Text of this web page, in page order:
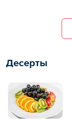
Десерты